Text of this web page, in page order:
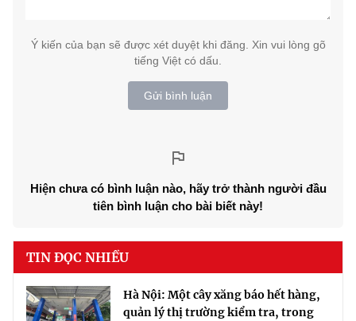
Ý kiến của bạn sẽ được xét duyệt khi đăng. Xin vui lòng gõ
tiếng Việt có dấu.
Gửi bình luận
Hiện chưa có bình luận nào, hãy trở thành người đầu
tiên bình luận cho bài biết này!
TIN ĐỌC NHIỀU
Hà Nội: Một cây xăng báo hết hàng,
quản lý thị trường kiểm tra, trong